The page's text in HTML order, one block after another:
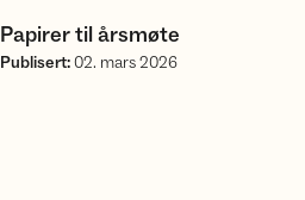
Publisert:02. mars 2026
Papirer til årsmøte